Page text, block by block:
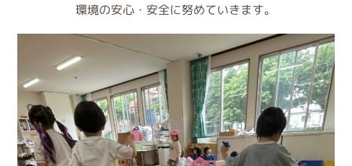
環境の安心・安全に努めていきます。